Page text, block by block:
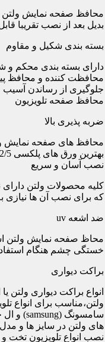
محافظ صفحه نمایش
بدیل بعد از نصب تقریبا
بسته بندی شکیل و مقاوم
دارای بسته بندی محکم و
محافظت کننده و محافظ
جلوگیری از رساندن آسیب
محافظ صفحه تلویزیون
ضربه پذیری بالا
محافظ های صفحه نمایش
بهترین ورق های پلکسی 2/5 میل و 2/8 میل تایوانی ساخته شدند.
نصب آسان و سریع
کلیه محصولات ولتن
که برای نصب آن ها نیازی
ضد اشعه uv
خستگی چشم هنگام استفاده
براکت دیواری
انواع براکت دیواری ولتن
ولتن،مناسب برای انواع
های ولتن در سایز ها و
نصب انواع تلویزیون تخت